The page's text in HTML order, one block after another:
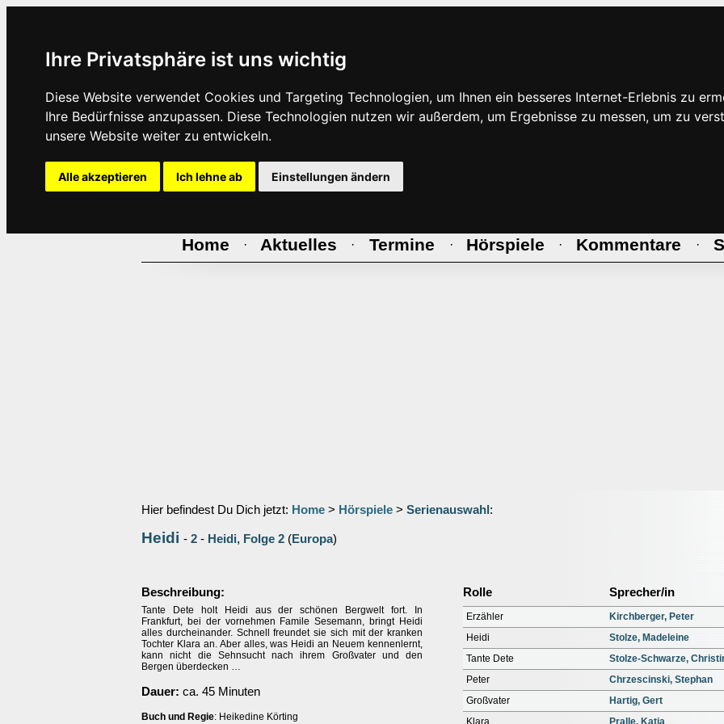
Ihre Privatsphäre ist uns wichtig
Diese Website verwendet Cookies und Targeting Technologien, um Ihnen ein besseres Internet-Erlebnis zu
Ihre Bedürfnisse anzupassen. Diese Technologien nutzen wir außerdem, um Ergebnisse zu messen, um zu
unsere Website weiter zu entwickeln.
Alle akzeptieren Ich lehne ab Einstellungen ändern
Home · Aktuelles · Termine · Hörspiele · Kommentare ·
Hier befindest Du Dich jetzt: Home > Hörspiele > Serienauswahl :
Heidi - 2 - Heidi, Folge 2 (Europa)
Beschreibung:
Tante Dete holt Heidi aus der schönen Bergwelt fort. In
Frankfurt, bei der vornehmen Famile Sesemann, bringt Heidi
alles durcheinander. Schnell freundet sie sich mit der kranken
Tochter Klara an. Aber alles, was Heidi an Neuem kennenlernt,
kann nicht die Sehnsucht nach ihrem Großvater und den
Bergen überdecken …
Dauer: ca. 45 Minuten
Buch und Regie: Heikedine Körting
Rolle Sprecher/in
Erzähler
Kirchberger, Peter
Heidi
Stolze, Madeleine
Tante Dete
Stolze-Schwarze,
Peter
Chrzescinski, Stephan
Großvater
Hartig, Gert
Klara
Pralle, Katja